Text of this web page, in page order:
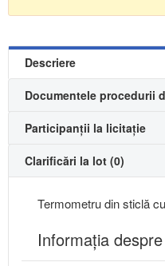
Descriere
Documentele procedurii
Participanții la licitație
Clarificări la lot (0)
Termometru din sticlă
Informaţia